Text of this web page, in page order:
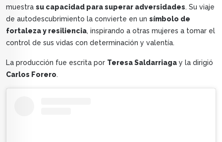
muestra su capacidad para superar adversidades. Su viaje
de autodescubrimiento la convierte en un símbolo de
fortaleza y resiliencia, inspirando a otras mujeres a tomar el
control de sus vidas con determinación y valentía.
La producción fue escrita por Teresa Saldarriaga y la dirigió
Carlos Forero.